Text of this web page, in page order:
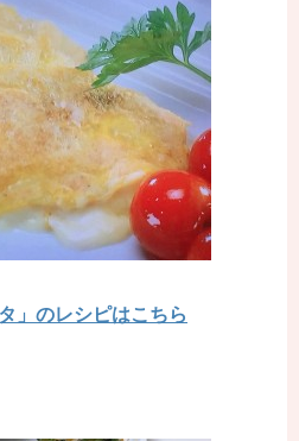
」のレシピはこちら